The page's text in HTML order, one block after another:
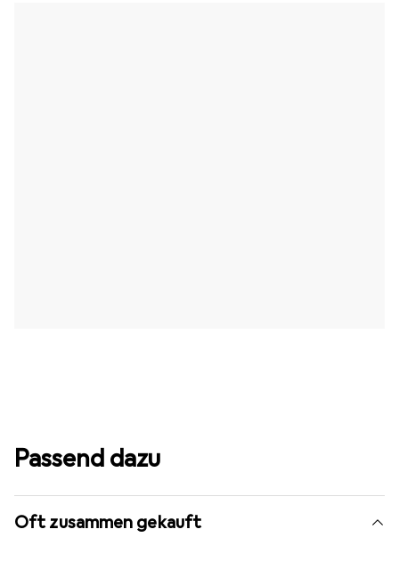
Passend dazu
Oft zusammen gekauft